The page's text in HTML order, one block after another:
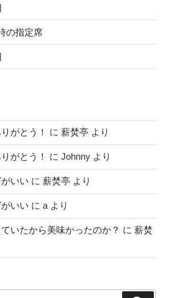
の指定席
がとう！ に 薪焚亭 より
がとう！ に Johnny より
いい に 薪焚亭 より
いい に a より
いたから美味かったのか？ に 薪焚